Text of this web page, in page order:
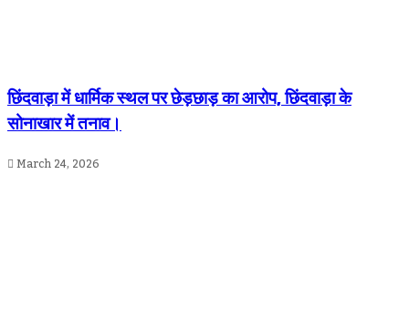
छिंदवाड़ा में धार्मिक स्थल पर छेड़छाड़ का आरोप, छिंदवाड़ा के
सोनाखार में तनाव।
March 24, 2026